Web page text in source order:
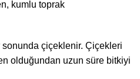
kumlu toprak
sonunda çiçeklenir. Çiçekleri
olduğundan uzun süre bitkiyi